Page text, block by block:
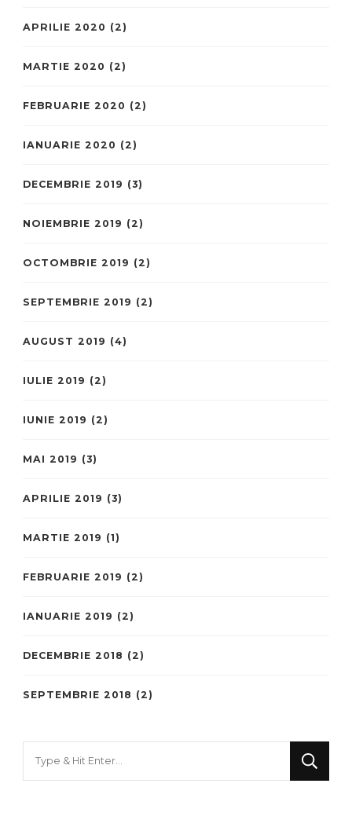
APRILIE 2020 (2)
MARTIE 2020 (2)
FEBRUARIE 2020 (2)
IANUARIE 2020 (2)
DECEMBRIE 2019 (3)
NOIEMBRIE 2019 (2)
OCTOMBRIE 2019 (2)
SEPTEMBRIE 2019 (2)
AUGUST 2019 (4)
IULIE 2019 (2)
IUNIE 2019 (2)
MAI 2019 (3)
APRILIE 2019 (3)
MARTIE 2019 (1)
FEBRUARIE 2019 (2)
IANUARIE 2019 (2)
DECEMBRIE 2018 (2)
SEPTEMBRIE 2018 (2)